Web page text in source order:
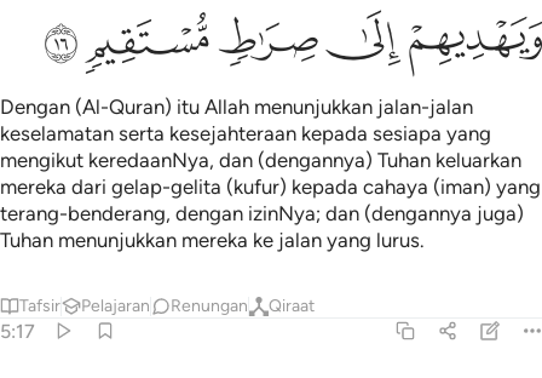
ﲃﲄﲅﲆﲇ
Dengan (Al-Quran) itu Allah menunjukkan jalan-jalan
keselamatan serta kesejahteraan kepada sesiapa yang
mengikut keredaanNya, dan (dengannya) Tuhan keluarkan
mereka dari gelap-gelita (kufur) kepada cahaya (iman) yang
terang-benderang, dengan izinNya; dan (dengannya juga)
Tuhan menunjukkan mereka ke jalan yang lurus.
Tafsir Pelajaran Renungan Qiraat
5:17